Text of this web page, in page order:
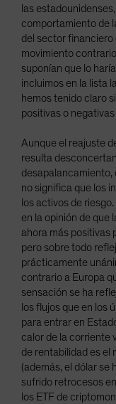
las
comportamiento de
del sector financiero
movimiento
suponían que lo
incluimos en la lista
hemos tenido claro
positivas o
Aunque el reajuste
resulta
desapalancamiento,
no significa que los
los activos de
en la opinión de que
ahora más positivas
pero sobre todo
prácticamente
contrario a Europa
sensación se ha
los flujos que en los
para entrar en
calor de la corriente
de rentabilidad es el
(además, el dólar se
sufrido retrocesos
los ETF de